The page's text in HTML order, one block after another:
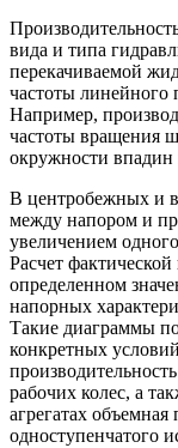
вида и типа
перекачиваемой
частоты линейного
Например,
частоты вращения
окружности впадин
В центробежных и
между напором и
увеличением
Расчет
определенном
напорных
Такие диаграммы
конкретных
рабочих колес, а
агрегатах
одноступенчатого